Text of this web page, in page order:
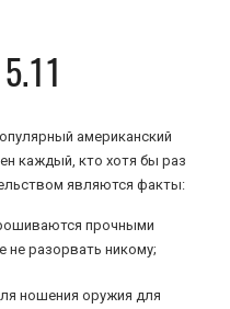
американский
каждый, кто хотя бы раз
являются факты:
прочными
разорвать никому;
ношения оружия для